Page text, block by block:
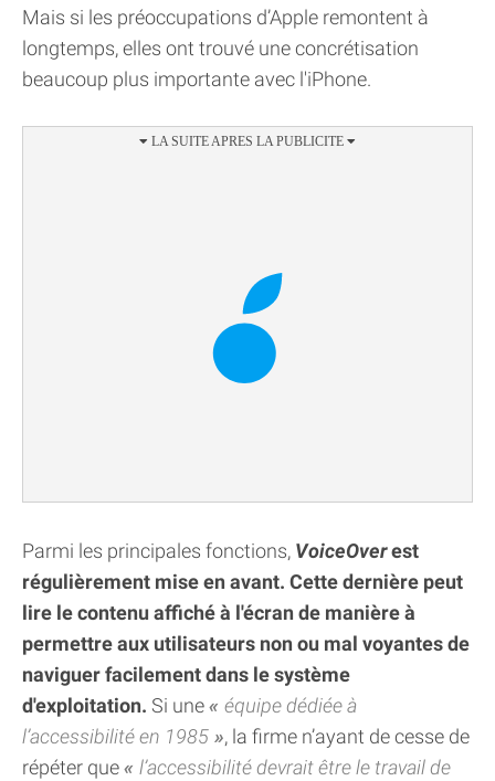
Mais si les préoccupations d’Apple remontent à
longtemps, elles ont trouvé une concrétisation
beaucoup plus importante avec l'iPhone.
Parmi les principales fonctions, VoiceOverest
régulièrement mise en avant. Cette dernière peut
lire le contenu affiché à l'écran de manière à
permettre aux utilisateurs non ou mal voyantes de
naviguer facilement dans le système
d'exploitation. Si une
équipe dédiée à
l’accessibilité en 1985
, la firme n’ayant de cesse de
répéter que
l’accessibilité devrait être le travail de